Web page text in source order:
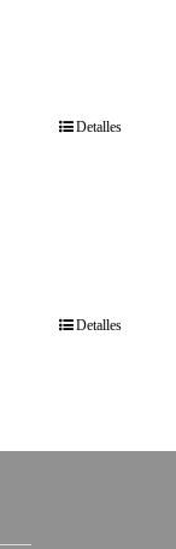
Detalles
Detalles